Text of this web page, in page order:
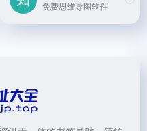
免费思维导图软件